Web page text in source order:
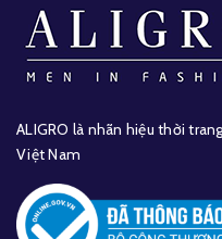
ALIGRO là nhãn hiệu thời
Việt Nam